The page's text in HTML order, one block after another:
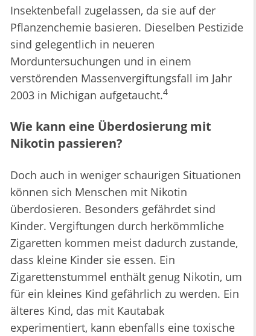
Insektenbefall zugelassen, da sie auf der
Pflanzenchemie basieren. Dieselben Pestizide
sind gelegentlich in neueren
Morduntersuchungen und in einem
verstörenden Massenvergiftungsfall im Jahr
2003 in Michigan aufgetaucht.4
Wie kann eine Überdosierung mit
Nikotin passieren?
Doch auch in weniger schaurigen Situationen
können sich Menschen mit Nikotin
überdosieren. Besonders gefährdet sind
Kinder. Vergiftungen durch herkömmliche
Zigaretten kommen meist dadurch zustande,
dass kleine Kinder sie essen. Ein
Zigarettenstummel enthält genug Nikotin, um
für ein kleines Kind gefährlich zu werden. Ein
älteres Kind, das mit Kautabak
experimentiert, kann ebenfalls eine toxische